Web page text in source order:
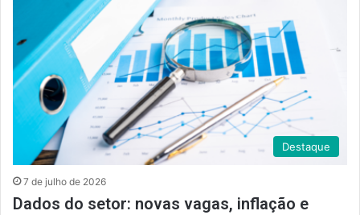
Destaque
7 de julho de 2026
Dados do setor: novas vagas, inflação e